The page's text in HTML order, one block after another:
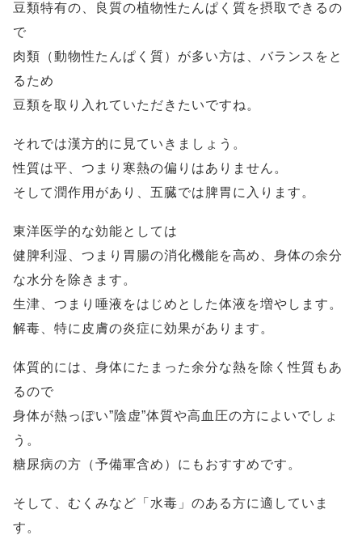
豆類特有の、良質の植物性たんぱく質を摂取できるの
で
肉類（動物性たんぱく質）が多い方は、バランスをと
るため
豆類を取り入れていただきたいですね。
それでは漢方的に見ていきましょう。
性質は平、つまり寒熱の偏りはありません。
そして潤作用があり、五臓では脾胃に入ります。
東洋医学的な効能としては
健脾利湿、つまり胃腸の消化機能を高め、身体の余分
な水分を除きます。
生津、つまり唾液をはじめとした体液を増やします。
解毒、特に皮膚の炎症に効果があります。
体質的には、身体にたまった余分な熱を除く性質もあ
るので
身体が熱っぽい”陰虚”体質や高血圧の方によいでしょ
う。
糖尿病の方（予備軍含め）にもおすすめです。
そして、むくみなど「水毒」のある方に適していま
す。